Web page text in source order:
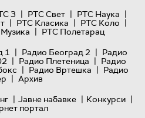
3 | РТС Свет | РТС Наука |
| РТС Класика | РТС Коло |
| РТС Полетарац
1 | Радио Београд 2 | Радио
| Радио Плетеница | Радио
| Радио Вртешка | Радио
| Архив
| Јавне набавке | Конкурси |
портал